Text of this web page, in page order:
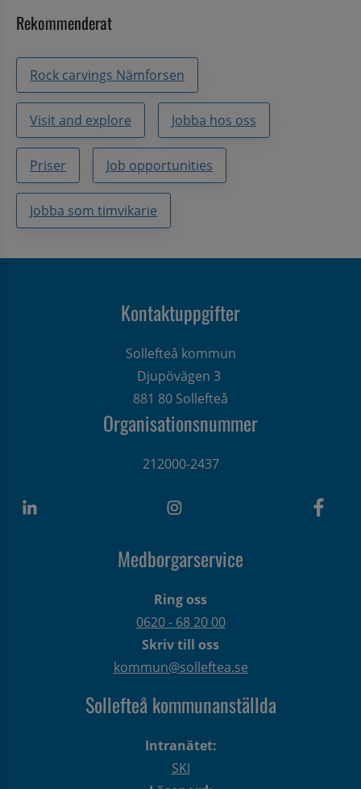
Rekommenderat
Rock carvings Nämforsen
Visit and explore Jobba hos oss
Priser Job opportunities
Jobba som timvikarie
Kontaktuppgifter
Sollefteå kommun
Djupövägen 3
881 80 Sollefteå
Organisationsnummer
212000-2437
Medborgarservice
Ring oss
0620 - 68 20 00
Skriv till oss
kommun@solleftea.se
Sollefteå kommunanställda
Intranätet:
SKI